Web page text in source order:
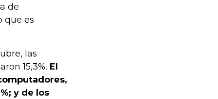
de
que es
las
15,3%. El
y de los